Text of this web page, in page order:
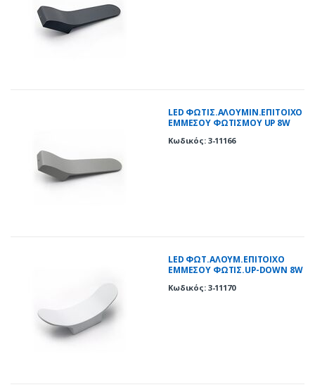
LED ΦΩΤΙΣ.ΑΛΟΥΜΙΝ.ΕΠΙΤΟΙΧΟ
ΕΜΜΕΣΟΥ ΦΩΤΙΣΜΟΥ UP 8W
Κωδικός: 3-11166
LED ΦΩΤ.ΑΛΟΥΜ.ΕΠΙΤΟΙΧΟ
ΕΜΜΕΣΟΥ ΦΩΤΙΣ.UP-DOWN 8W
Κωδικός: 3-11170